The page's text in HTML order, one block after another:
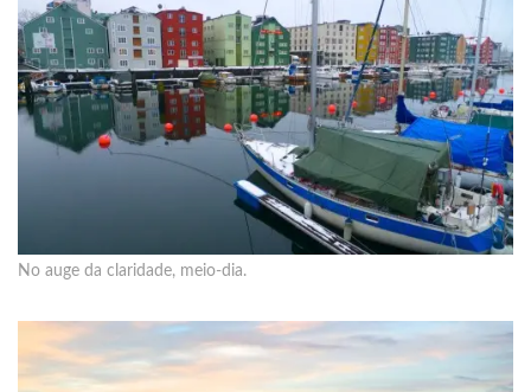
No auge da claridade, meio-dia.